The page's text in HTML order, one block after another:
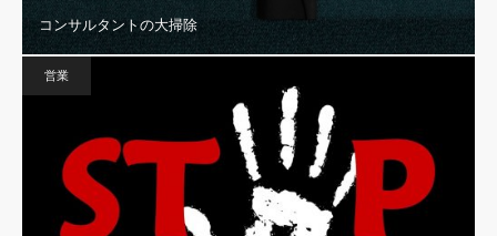
コンサルタントの大掃除
営業